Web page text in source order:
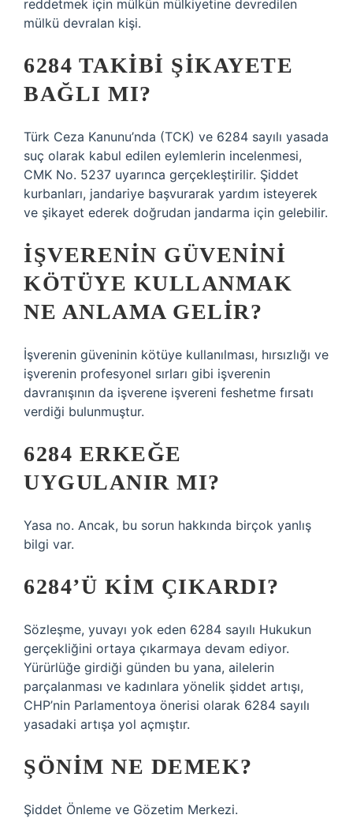
reddetmek için mülkün mülkiyetine devredilen
mülkü devralan kişi.
6284 TAKIBI ŞIKAYETE
BAĞLI MI?
Türk Ceza Kanunu’nda (TCK) ve 6284 sayılı yasada
suç olarak kabul edilen eylemlerin incelenmesi,
CMK No. 5237 uyarınca gerçekleştirilir. Şiddet
kurbanları, jandariye başvurarak yardım isteyerek
ve şikayet ederek doğrudan jandarma için gelebilir.
İŞVERENIN GÜVENINI
KÖTÜYE KULLANMAK
NE ANLAMA GELIR?
İşverenin güveninin kötüye kullanılması, hırsızlığı ve
işverenin profesyonel sırları gibi işverenin
davranışının da işverene işvereni feshetme fırsatı
verdiği bulunmuştur.
6284 ERKEĞE
UYGULANIR MI?
Yasa no. Ancak, bu sorun hakkında birçok yanlış
bilgi var.
6284’Ü KIM ÇIKARDI?
Sözleşme, yuvayı yok eden 6284 sayılı Hukukun
gerçekliğini ortaya çıkarmaya devam ediyor.
Yürürlüğe girdiği günden bu yana, ailelerin
parçalanması ve kadınlara yönelik şiddet artışı,
CHP’nin Parlamentoya önerisi olarak 6284 sayılı
yasadaki artışa yol açmıştır.
ŞÖNIM NE DEMEK?
Şiddet Önleme ve Gözetim Merkezi.